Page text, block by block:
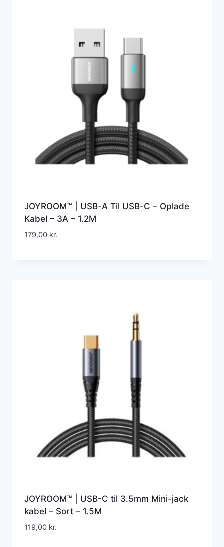
JOYROOM™ | USB-A Til USB-C – Oplade
Kabel – 3A – 1.2M
179,00 kr.
JOYROOM™ | USB-C til 3.5mm Mini-jack
kabel – Sort – 1.5M
119,00 kr.